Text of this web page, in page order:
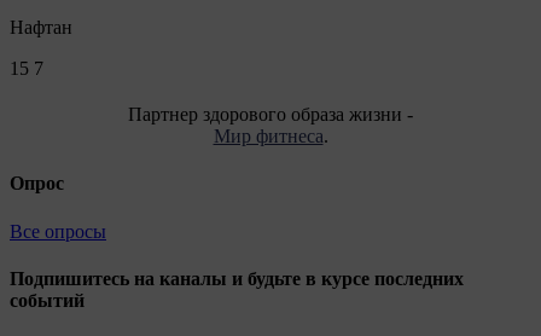
Нафтан
15 7
Партнер здорового образа жизни -
Мир фитнеса.
Опрос
Все опросы
Подпишитесь на каналы и будьте в курсе последних
событий